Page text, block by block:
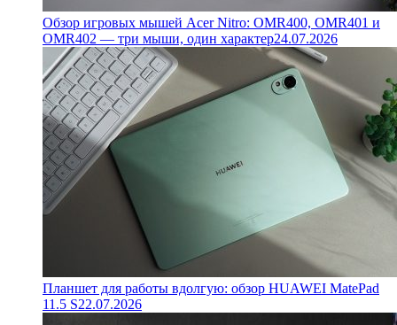
Обзор игровых мышей Acer Nitro: OMR400, OMR401 и
OMR402 — три мыши, один характер24.07.2026
Планшет для работы вдолгую: обзор HUAWEI MatePad
11.5 S22.07.2026